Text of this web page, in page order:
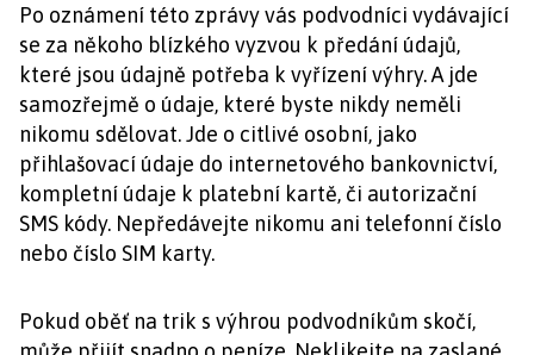
Po oznámení této zprávy vás podvodníci vydávající
se za někoho blízkého vyzvou k předání údajů,
které jsou údajně potřeba k vyřízení výhry. A jde
samozřejmě o údaje, které byste nikdy neměli
nikomu sdělovat. Jde o citlivé osobní, jako
přihlašovací údaje do internetového bankovnictví,
kompletní údaje k platební kartě, či autorizační
SMS kódy. Nepředávejte nikomu ani telefonní číslo
nebo číslo SIM karty.
Pokud oběť na trik s výhrou podvodníkům skočí,